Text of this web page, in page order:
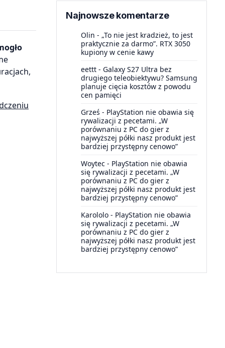
Najnowsze komentarze
Olin - „To nie jest kradzież, to jest
praktycznie za darmo”. RTX 3050
kupiony w cenie kawy
eettt - Galaxy S27 Ultra bez
drugiego teleobiektywu? Samsung
planuje cięcia kosztów z powodu
cen pamięci
Grześ - PlayStation nie obawia się
rywalizacji z pecetami. „W
porównaniu z PC do gier z
najwyższej półki nasz produkt jest
bardziej przystępny cenowo”
Woytec - PlayStation nie obawia
się rywalizacji z pecetami. „W
porównaniu z PC do gier z
najwyższej półki nasz produkt jest
bardziej przystępny cenowo”
Karololo - PlayStation nie obawia
się rywalizacji z pecetami. „W
porównaniu z PC do gier z
najwyższej półki nasz produkt jest
bardziej przystępny cenowo”